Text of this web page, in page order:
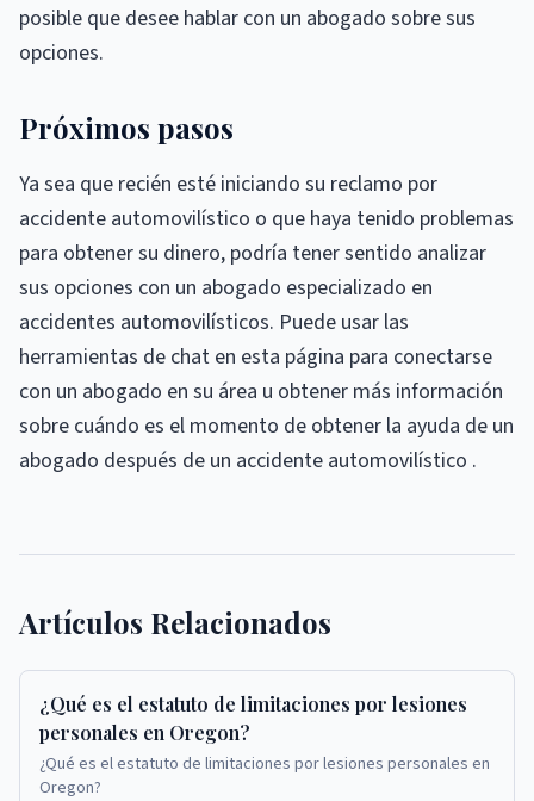
posible que desee hablar con un abogado sobre sus
opciones.
Próximos pasos
Ya sea que recién esté iniciando su reclamo por
accidente automovilístico o que haya tenido problemas
para obtener su dinero, podría tener sentido analizar
sus opciones con un abogado especializado en
accidentes automovilísticos. Puede usar las
herramientas de chat en esta página para conectarse
con un abogado en su área u obtener más información
sobre cuándo es el momento de obtener la ayuda de un
abogado después de un accidente automovilístico .
Artículos Relacionados
¿Qué es el estatuto de limitaciones por lesiones
personales en Oregon?
¿Qué es el estatuto de limitaciones por lesiones personales en
Oregon?